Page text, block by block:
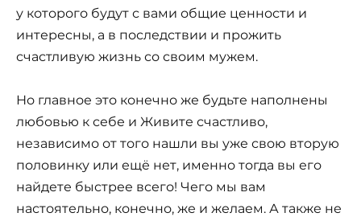
у которого будут с вами общие ценности и
интересны, а в последствии и прожить
счастливую жизнь со своим мужем.
Но главное это конечно же будьте наполнены
любовью к себе и Живите счастливо,
независимо от того нашли вы уже свою вторую
половинку или ещё нет, именно тогда вы его
найдете быстрее всего! Чего мы вам
настоятельно, конечно, же и желаем. А также не